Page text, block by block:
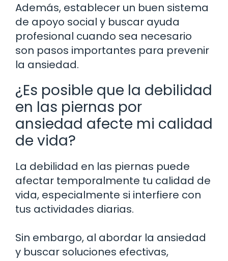
Además, establecer un buen sistema
de apoyo social y buscar ayuda
profesional cuando sea necesario
son pasos importantes para prevenir
la ansiedad.
¿Es posible que la debilidad
en las piernas por
ansiedad afecte mi calidad
de vida?
La debilidad en las piernas puede
afectar temporalmente tu calidad de
vida, especialmente si interfiere con
tus actividades diarias.
Sin embargo, al abordar la ansiedad
y buscar soluciones efectivas,